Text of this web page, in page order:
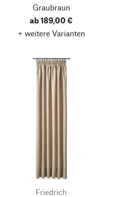
Graubraun
ab 189,00 €
+ weitere Varianten
Friedrich